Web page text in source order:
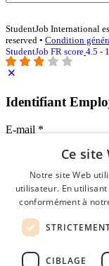
StudentJob International
reserved • Condition
StudentJob FR score 4.5 -
Identifiant
E-mail *
Mot de passe
se souvenir de moi
mot de passe oublié?
Profil Employeur
Ce site
Notre site Web
utilisateur. En
conformément à
CIBLAGE